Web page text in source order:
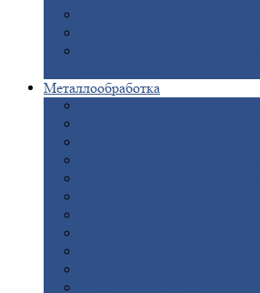
Металлообработка